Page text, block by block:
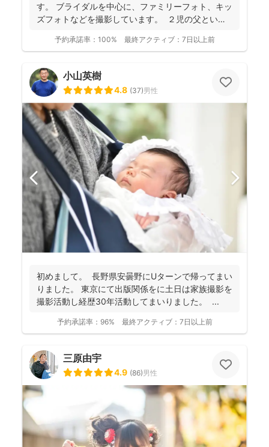
す。 ブライダルを中心に、ファミリーフォト、キッ
ズフォトなどを撮影しています。 ２児の父という
予約承諾率： 100% 最終アクティブ： 7日以上前
小山英樹
4.8 (37)男性
初めまして。 長野県安曇野にUターンで帰ってまい
りました。 東京にて出版関係をに土日は家族撮影を
撮影活動し経歴30年活動してまいりました。 ...
予約承諾率： 96% 最終アクティブ： 7日以上前
三原由宇
4.9 (86)男性